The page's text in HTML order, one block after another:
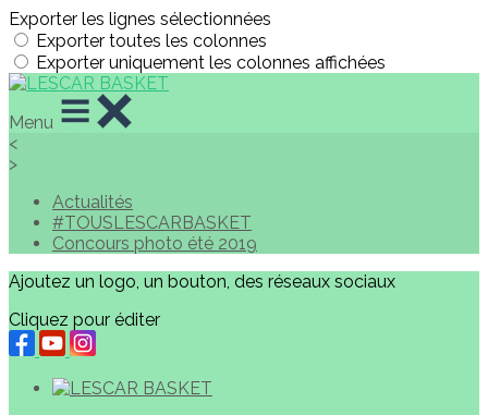
Exporter les lignes sélectionnées
Exporter toutes les colonnes
Exporter uniquement les colonnes affichées
Menu
<
>
Actualités
#TOUSLESCARBASKET
Concours photo été 2019
Ajoutez un logo, un bouton, des réseaux sociaux
Cliquez pour éditer